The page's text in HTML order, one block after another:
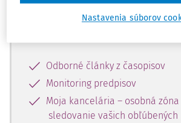
Vďaka registrácii získate
Odborné články z časopisov
Monitoring predpisov
Moja kancelária – osobná
sledovanie vašich
Nastavenia súborov